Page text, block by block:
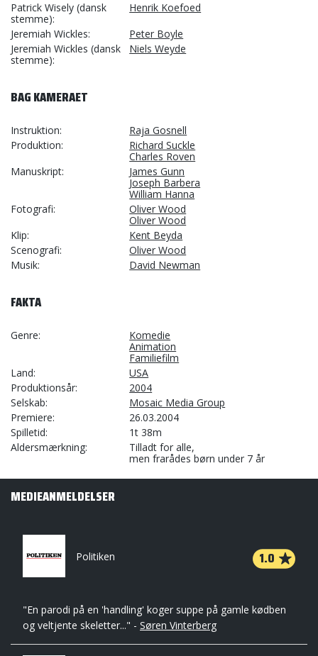
Patrick Wisely (dansk
stemme)
Henrik Koefoed
Jeremiah Wickles
Peter Boyle
Jeremiah Wickles (dansk
stemme)
Niels Weyde
BAG KAMERAET
Instruktion
Raja Gosnell
Produktion
Richard Suckle
Charles Roven
Manuskript
James Gunn
Joseph Barbera
William Hanna
Fotografi
Oliver Wood
Oliver Wood
Klip
Kent Beyda
Scenografi
Oliver Wood
Musik
David Newman
FAKTA
Genre
Komedie
Animation
Familiefilm
Land
USA
Produktionsår
2004
Selskab
Mosaic Media Group
Premiere
26.03.2004
Spilletid
1t 38m
Aldersmærkning
Tilladt for alle,
men frarådes børn under 7 år
MEDIEANMELDELSER
Politiken 1.0
"En parodi på en 'handling' koger suppe på gamle kødben
og veltjente skeletter..." - Søren Vinterberg